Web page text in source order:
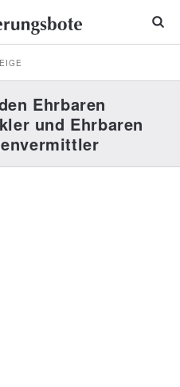
Ehrbaren
und Ehrbaren